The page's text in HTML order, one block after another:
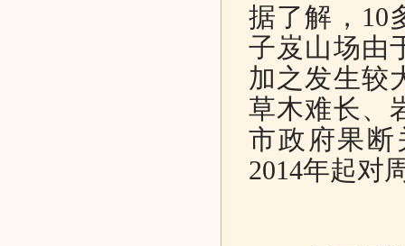
据了解，10
子岌山场由
加之发生较
草木难长、
市政府果
2014年起对